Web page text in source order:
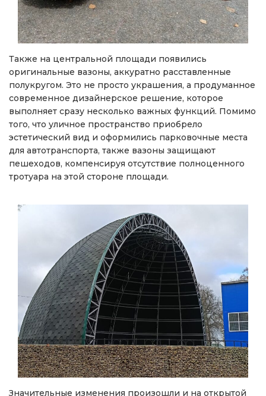
Также на центральной площади появились
оригинальные вазоны, аккуратно расставленные
полукругом. Это не просто украшения, а продуманное
современное дизайнерское решение, которое
выполняет сразу несколько важных функций. Помимо
того, что уличное пространство приобрело
эстетический вид и оформились парковочные места
для автотранспорта, также вазоны защищают
пешеходов, компенсируя отсутствие полноценного
тротуара на этой стороне площади.
Значительные изменения произошли и на открытой